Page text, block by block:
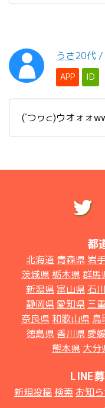
うさ20代 /
APP ID
(´つヮ⊂)ウオォォ
都
北海道 青森県 岩
茨城県 栃木県群馬
新潟県 富山県 石
静岡県愛知県 三
奈良県 和歌山県 鳥
徳島県 香川県愛
熊本県 大分
LINE
新規投稿 検索 お知